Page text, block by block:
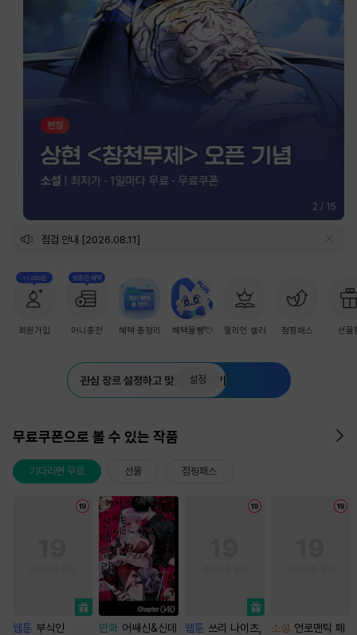
2 / 15
점검 안내 [2026.08.11]
+1,000원
회원가입
첫충전 혜택
머니충전 혜택 총정리 혜택몰빵💘 밀리언 셀러 점핑패스 선물
관심 장르 설정하고 맞춤 추천 받기
설정
무료쿠폰으로 볼 수 있는 작품
기다리면 무료 선물 점핑패스
웹툰 부식인 만화 어쌔신&신데
웹툰 쓰리 나이츠,
소설 언로맨틱 페